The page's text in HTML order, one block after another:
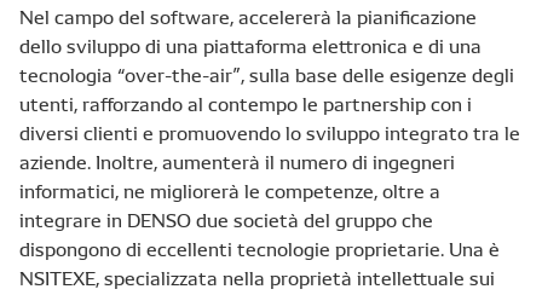
Nel campo del software, accelererà la pianificazione
dello sviluppo di una piattaforma elettronica e di una
tecnologia “over-the-air”, sulla base delle esigenze degli
utenti, rafforzando al contempo le partnership con i
diversi clienti e promuovendo lo sviluppo integrato tra le
aziende. Inoltre, aumenterà il numero di ingegneri
informatici, ne migliorerà le competenze, oltre a
integrare in DENSO due società del gruppo che
dispongono di eccellenti tecnologie proprietarie. Una è
NSITEXE, specializzata nella proprietà intellettuale sui